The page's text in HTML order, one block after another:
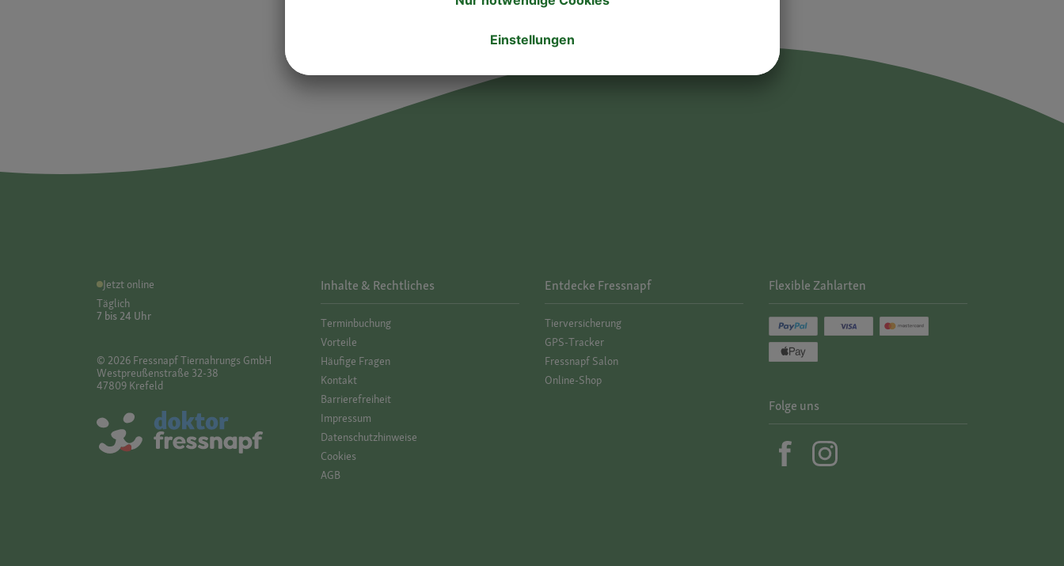
Jetzt online
Täglich
7 bis 24 Uhr
© 2026 Fressnapf Tiernahrungs GmbH
Westpreußenstraße 32-38
47809 Krefeld
Inhalte & Rechtliches
Termin­buchung
Vorteile
Häufige Fragen
Kontakt
Barrierefreiheit
Impressum
Datenschutz­hinweise
Cookies
AGB
Entdecke Fressnapf
Tierversicherung
GPS-Tracker
Fressnapf Salon
Online-Shop
Flexible Zahlarten
Folge uns